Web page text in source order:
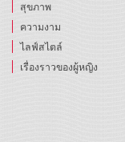
สุขภาพ
ความงาม
ไลฟ์สไตล์
เรื่องราวของผู้หญิง